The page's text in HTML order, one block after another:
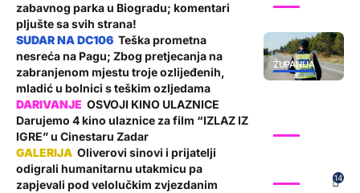
zabavnog parka u Biogradu; komentari
pljušte sa svih strana!
ŽUPANIJA
Teška prometna
nesreća na Pagu; Zbog pretjecanja na
zabranjenom mjestu troje ozlijeđenih,
mladić u bolnici s teškim ozljedama
OSVOJI KINO ULAZNICE
Darujemo 4 kino ulaznice za film “IZLAZ IZ
IGRE” u Cinestaru Zadar
14
Oliverovi sinovi i prijatelji
odigrali humanitarnu utakmicu pa
zapjevali pod velolučkim zvjezdanim